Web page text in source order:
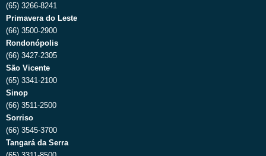
(65) 3266-8241
Primavera do Leste
(66) 3500-2900
Rondonópolis
(66) 3427-2305
São Vicente
(65) 3341-2100
Sinop
(66) 3511-2500
Sorriso
(66) 3545-3700
Tangará da Serra